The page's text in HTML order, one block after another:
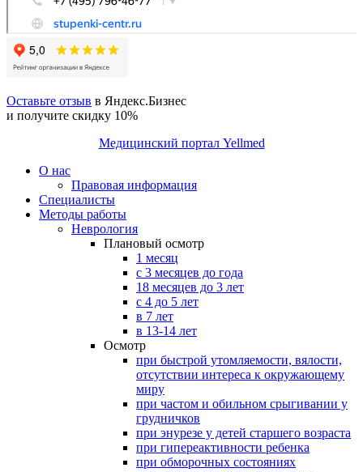
Оставьте отзыв в Яндекс.Бизнес
и получите скидку 10%
Медицинский портал Yellmed
О нас
Правовая информация
Специалисты
Методы работы
Неврология
Плановый осмотр
1 месяц
с 3 месяцев до года
18 месяцев до 3 лет
с 4 до 5 лет
в 7 лет
в 13-14 лет
Осмотр
при быстрой утомляемости, вялости,
отсутствии интереса к окружающему
миру
при частом и обильном срыгивании у
грудничков
при энурезе у детей старшего возраста
при гипереактивности ребенка
при обморочных состояниях